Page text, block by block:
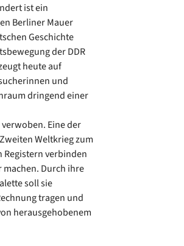
ist ein
Berliner Mauer
Geschichte
der DDR
heute auf
und
dringend einer
Eine der
Weltkrieg zum
verbinden
Durch ihre
soll sie
tragen und
herausgehobenem